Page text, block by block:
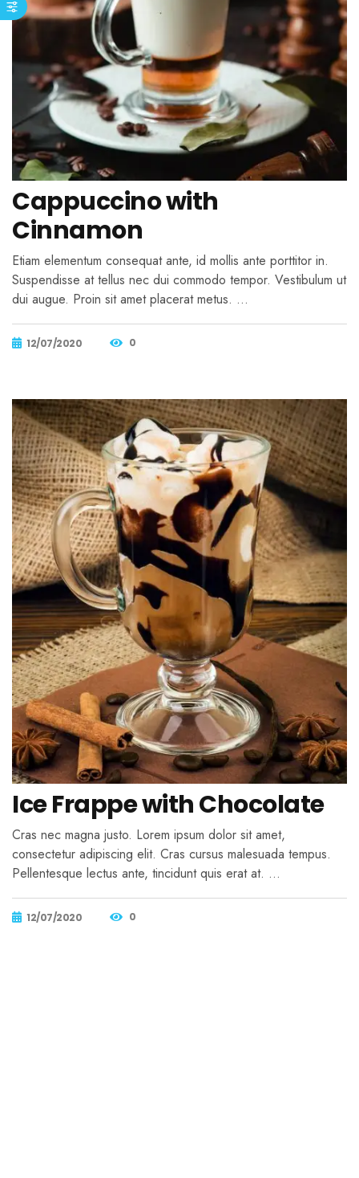
Cappuccino with
Cinnamon
Etiam elementum consequat ante, id mollis ante porttitor in.
Suspendisse at tellus nec dui commodo tempor. Vestibulum ut
dui augue. Proin sit amet placerat metus. …
12/07/2020 0
Ice Frappe with Chocolate
Cras nec magna justo. Lorem ipsum dolor sit amet,
consectetur adipiscing elit. Cras cursus malesuada tempus.
Pellentesque lectus ante, tincidunt quis erat at. …
12/07/2020 0